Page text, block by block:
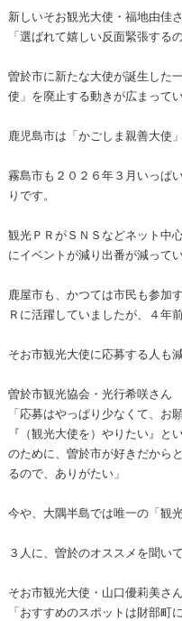
新しいそお観光大使・福地由佳
「選ばれて嬉しい反面緊張する
曽於市に新たな大使が誕生した
使」を廃止する動きが広まってい
鹿児島市は「かごしま親善大使
霧島市も２０２６年３月いっぱ
りです。
観光ＰＲがＳＮＳなどネット中
にイベントが減り出番が減って
鹿屋市も、かつては市民も参加
Ｒに活躍していましたが、４年
そお市観光大使に応募する人も
曽於市観光協会・光行希咲さん
「応募はやっぱり少なくて、
『（観光大使を）やりたい』
のために、曽於市が好きだから
るので、ありがたい」
今や、大隅半島では唯一の「観
３人に、曽於のオススメを聞い
そお市観光大使・山口優莉美さん
「おすすめのスポットは財部町